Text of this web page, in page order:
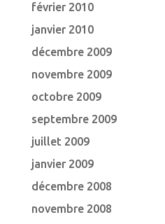
février 2010
janvier 2010
décembre 2009
novembre 2009
octobre 2009
septembre 2009
juillet 2009
janvier 2009
décembre 2008
novembre 2008